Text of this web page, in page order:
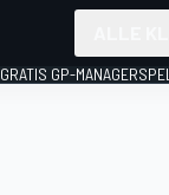
GRATIS GP-MANAGERSPEL